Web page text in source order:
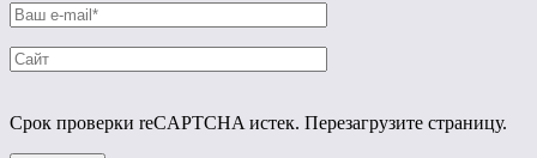
Срок проверки reCAPTCHA истек. Перезагрузите страницу.